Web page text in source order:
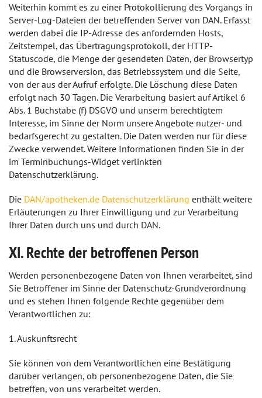
Weiterhin kommt es zu einer Protokollierung des Vorgangs in
Server-Log-Dateien der betreffenden Server von DAN. Erfasst
werden dabei die IP-Adresse des anfordernden Hosts,
Zeitstempel, das Übertragungsprotokoll, der HTTP-
Statuscode, die Menge der gesendeten Daten, der Browsertyp
und die Browserversion, das Betriebssystem und die Seite,
von der aus der Aufruf erfolgte. Die Löschung diese Daten
erfolgt nach 30 Tagen. Die Verarbeitung basiert auf Artikel 6
Abs. 1 Buchstabe (f) DSGVO und unserm berechtigtem
Interesse, im Sinne der Norm unsere Angebote nutzer- und
bedarfsgerecht zu gestalten. Die Daten werden nur für diese
Zwecke verwendet. Weitere Informationen finden Sie in der
im Terminbuchungs-Widget verlinkten
Datenschutzerklärung.
Die DAN/apotheken.de Datenschutzerklärung enthält weitere
Erläuterungen zu Ihrer Einwilligung und zur Verarbeitung
Ihrer Daten durch uns und durch DAN.
XI. Rechte der betroffenen Person
Werden personenbezogene Daten von Ihnen verarbeitet, sind
Sie Betroffener im Sinne der Datenschutz-Grundverordnung
und es stehen Ihnen folgende Rechte gegenüber dem
Verantwortlichen zu:
1. Auskunftsrecht
Sie können von dem Verantwortlichen eine Bestätigung
darüber verlangen, ob personenbezogene Daten, die Sie
betreffen, von uns verarbeitet werden.